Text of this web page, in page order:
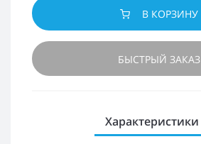
В КОРЗИНУ
БЫСТРЫЙ ЗАКАЗ
Характеристики